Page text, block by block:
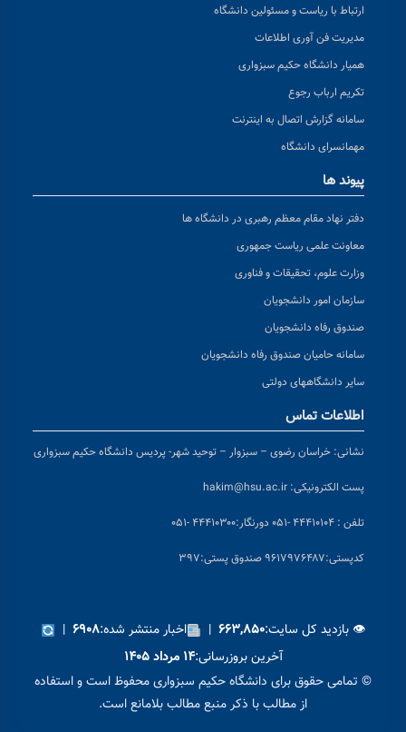
ارتباط با ریاست و مسئولین دانشگاه
مدیریت فن آوری اطلاعات
همیار دانشگاه حکیم سبزواری
تکریم ارباب رجوع
سامانه گزارش اتصال به اینترنت
مهمانسرای دانشگاه
پیوند ها
دفتر نهاد مقام معظم رهبری در دانشگاه ها
معاونت علمی ریاست جمهوری
وزارت علوم، تحقیقات و فناوری
سازمان امور دانشجویان
صندوق رفاه دانشجویان
سامانه حامیان صندوق رفاه دانشجویان
سایر دانشگاههای دولتی
اطلاعات تماس
نشانی: خراسان رضوی – سبزوار – توحید شهر- پردیس دانشگاه حکیم سبزواری
پست الکترونیکی: hakim@hsu.ac.ir
تلفن : ۴۴۴۱۰۱۰۴ -۰۵۱ دورنگار:۴۴۴۱۰۳۰۰ -۰۵۱
کدپستی:۹۶۱۷۹۷۶۴۸۷ صندوق پستی:۳۹۷
👁 بازدید کل سایت:۶۶۳,۸۵۰ | اخبار منتشر شده:۶۹۰۸ |
آخرین بروزرسانی:۱۴ مرداد ۱۴۰۵
© تمامی حقوق برای دانشگاه حکیم سبزواری محفوظ است و استفاده
از مطالب با ذکر منبع مطالب بلامانع است.